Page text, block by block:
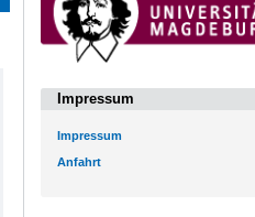
Impressum
Impressum
Anfahrt